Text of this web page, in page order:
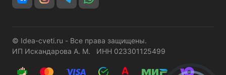
© Idea-cveti.ru - Все права защищены.
ИП Искандарова А. М. ИНН 023301125499